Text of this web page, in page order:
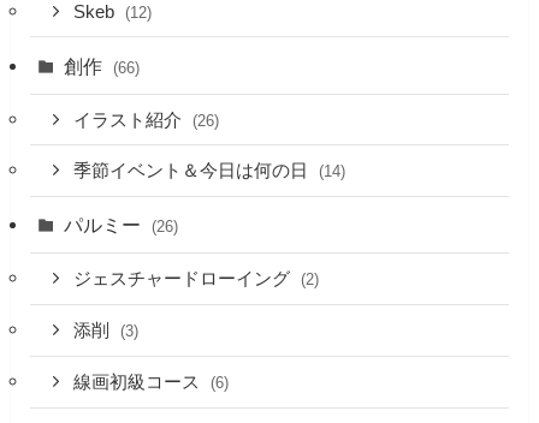
Skeb (12)
創作 (66)
イラスト紹介 (26)
季節イベント＆今日は何の日 (14)
パルミー (26)
ジェスチャードローイング (2)
添削 (3)
線画初級コース (6)